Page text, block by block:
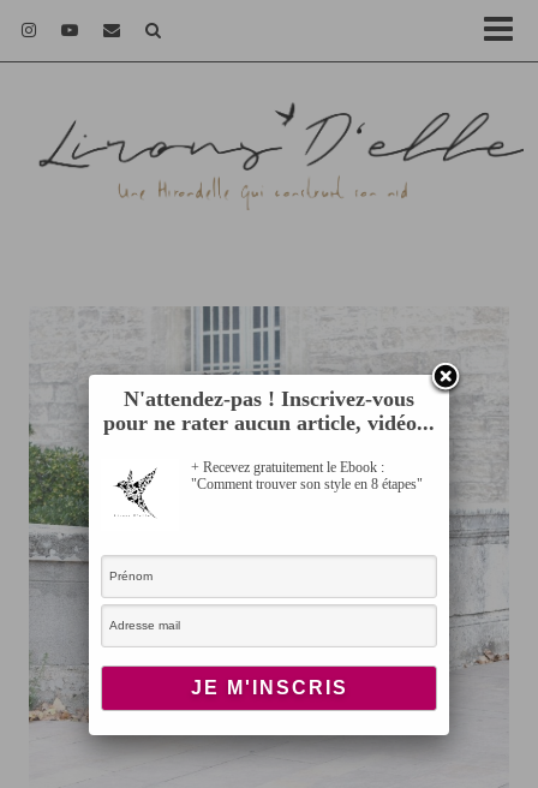
N'attendez-pas ! Inscrivez-vous
pour ne rater aucun article, vidéo...
+ Recevez gratuitement le Ebook :
"Comment trouver son style en 8 étapes"